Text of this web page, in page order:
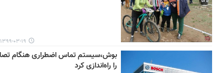
۱۳۹۹-۰۳-۱۹ ۱۳:۴۵
بوش،سیستم تماس اضطراری هنگام
را راه‌اندازی کرد